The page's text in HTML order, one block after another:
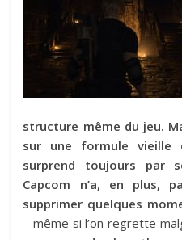
structure même du jeu.
sur une formule
surprend toujours par
Capcom n’a, en plus,
supprimer quelques
– même si l’on regrette